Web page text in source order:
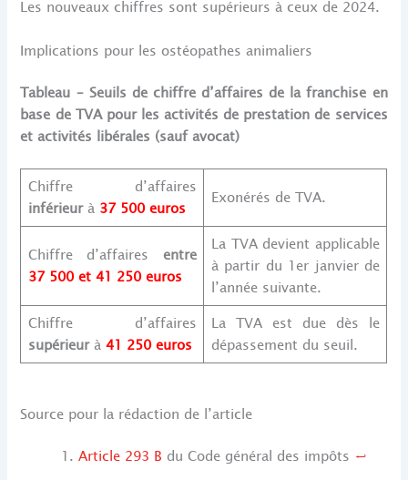
Les nouveaux chiffres sont supérieurs à ceux de 2024.
Implications pour les ostéopathes animaliers
Tableau – Seuils de chiffre d’affaires de la franchise en
base de TVA pour les activités de prestation de services
et activités libérales (sauf avocat)
Chiffre d’affaires
inférieurà 37 500 euros
Exonérés de TVA.
Chiffre d’affaires entre
37 500 et 41 250 euros
La TVA devient applicable
à partir du 1er janvier de
l’année suivante.
Chiffre d’affaires
supérieurà 41 250 euros
La TVA est due dès le
dépassement du seuil.
Source pour la rédaction de l’article
Article 293 B du Code général des impôts ↩︎